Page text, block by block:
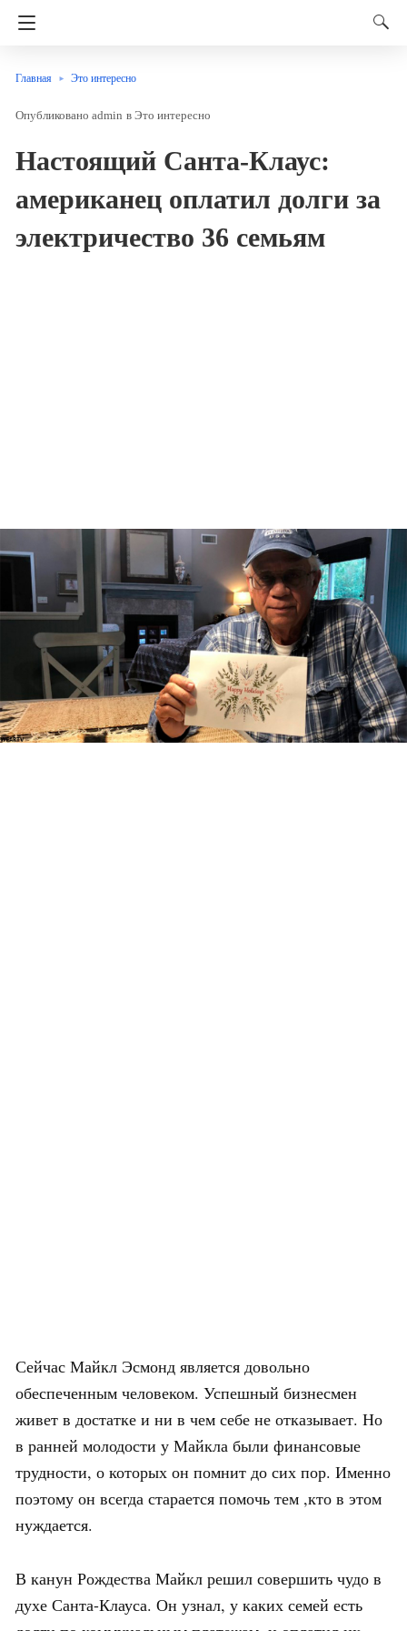
Главная Это интересно
admin в Это интересно
Настоящий Санта-Клаус:
американец оплатил долги за
электричество 36 семьям
Сейчас Майкл Эсмонд является довольно
обеспеченным человеком. Успешный бизнесмен
живет в достатке и ни в чем себе не отказывает. Но
в ранней молодости у Майкла были финансовые
трудности, о которых он помнит до сих пор. Именно
поэтому он всегда старается помочь тем ,кто в этом
нуждается.
В канун Рождества Майкл решил совершить чудо в
духе Санта-Клауса. Он узнал, у каких семей есть